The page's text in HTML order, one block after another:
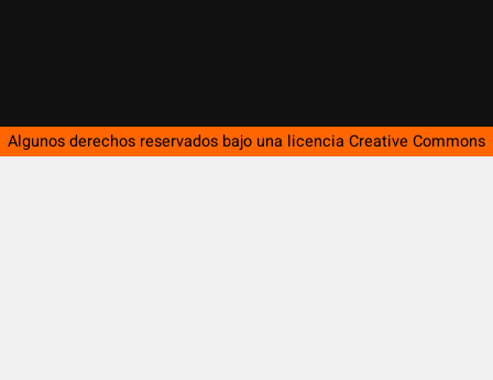
Algunos derechos reservados bajo una licencia Creative Commons